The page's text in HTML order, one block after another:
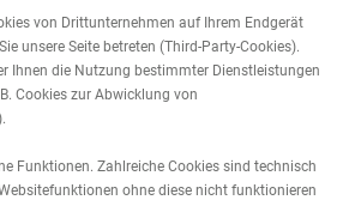
von Drittunternehmen auf Ihrem Endgerät
unsere Seite betreten (Third-Party-Cookies).
Ihnen die Nutzung bestimmter Dienstleistungen
Cookies zur Abwicklung von
Funktionen. Zahlreiche Cookies sind technisch
ohne diese nicht funktionieren